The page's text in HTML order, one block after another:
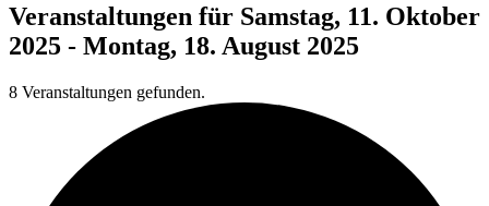
Veranstaltungen für Samstag, 11. Oktober
2025 - Montag, 18. August 2025
8 Veranstaltungen gefunden.